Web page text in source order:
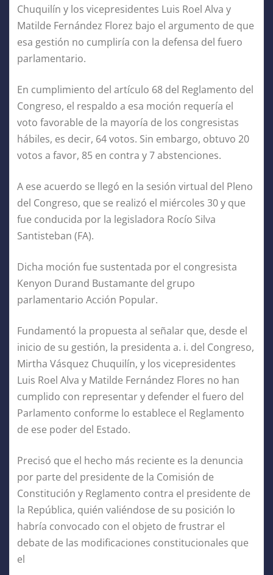
Chuquilín y los vicepresidentes Luis Roel Alva y
Matilde Fernández Florez bajo el argumento de que
esa gestión no cumpliría con la defensa del fuero
parlamentario.
En cumplimiento del artículo 68 del Reglamento del
Congreso, el respaldo a esa moción requería el
voto favorable de la mayoría de los congresistas
hábiles, es decir, 64 votos. Sin embargo, obtuvo 20
votos a favor, 85 en contra y 7 abstenciones.
A ese acuerdo se llegó en la sesión virtual del Pleno
del Congreso, que se realizó el miércoles 30 y que
fue conducida por la legisladora Rocío Silva
Santisteban (FA).
Dicha moción fue sustentada por el congresista
Kenyon Durand Bustamante del grupo
parlamentario Acción Popular.
Fundamentó la propuesta al señalar que, desde el
inicio de su gestión, la presidenta a. i. del Congreso,
Mirtha Vásquez Chuquilín, y los vicepresidentes
Luis Roel Alva y Matilde Fernández Flores no han
cumplido con representar y defender el fuero del
Parlamento conforme lo establece el Reglamento
de ese poder del Estado.
Precisó que el hecho más reciente es la denuncia
por parte del presidente de la Comisión de
Constitución y Reglamento contra el presidente de
la República, quién valiéndose de su posición lo
habría convocado con el objeto de frustrar el
debate de las modificaciones constitucionales que
el